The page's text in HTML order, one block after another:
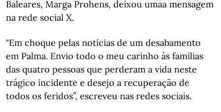
Baleares, Marga Prohens, deixou umaa mensagem
na rede social X.
"Em choque pelas notícias de um desabamento
em Palma. Envio todo o meu carinho às famílias
das quatro pessoas que perderam a vida neste
trágico incidente e desejo a recuperação de
todos os feridos”, escreveu nas redes sociais.